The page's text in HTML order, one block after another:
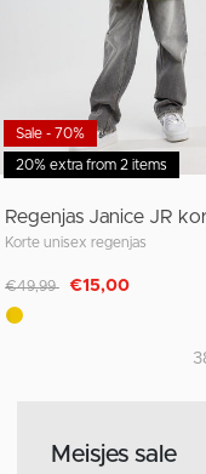
20% extra from 2 items
Sale - 70%
Regenjas Janice JR
Korte unisex regenjas
Afgeprijsd van
€49,99 naar
€15,00
Meisjes sale